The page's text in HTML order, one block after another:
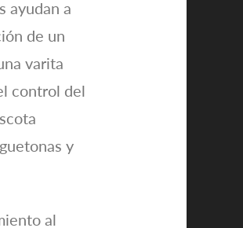
ayudan a
de un
varita
control del
y
al